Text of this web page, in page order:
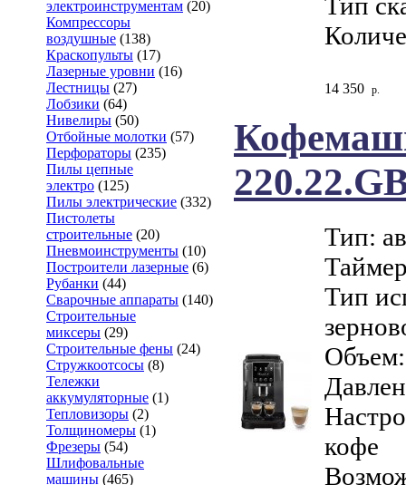
электроинструментам (20)
Компрессоры
воздушные (138)
Краскопульты (17)
Лазерные уровни (16)
Лестницы (27)
Лобзики (64)
Нивелиры (50)
Отбойные молотки (57)
Перфораторы (235)
Пилы цепные
электро (125)
Пилы электрические (332)
Пистолеты
строительные (20)
Пневмоинструменты (10)
Построители лазерные (6)
Рубанки (44)
Сварочные аппараты (140)
Строительные
миксеры (29)
Строительные фены (24)
Стружкоотсосы (8)
Тележки
аккумуляторные (1)
Тепловизоры (2)
Толщиномеры (1)
Фрезеры (54)
Шлифовальные
машины (465)
14 350 р.
Тип:
Тип
кофе